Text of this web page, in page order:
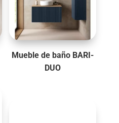
Mueble de baño BARI-
DUO